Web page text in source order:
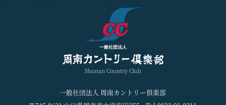
一般社団法人
Shunan Country Club
一般社団法人 周南カントリー倶楽部